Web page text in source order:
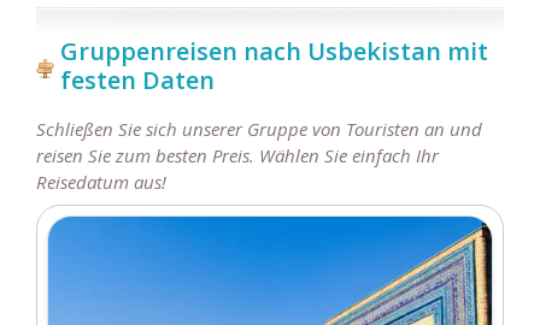
Gruppenreisen nach Usbekistan mit
festen Daten
Schließen Sie sich unserer Gruppe von Touristen an und
reisen Sie zum besten Preis. Wählen Sie einfach Ihr
Reisedatum aus!